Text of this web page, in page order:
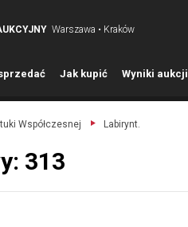
Warszawa • Kraków
Jak kupić Wyniki aukcji
Współczesnej Labirynt.
313